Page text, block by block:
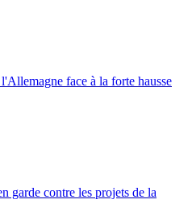
face à la forte hausse
garde contre les projets de la